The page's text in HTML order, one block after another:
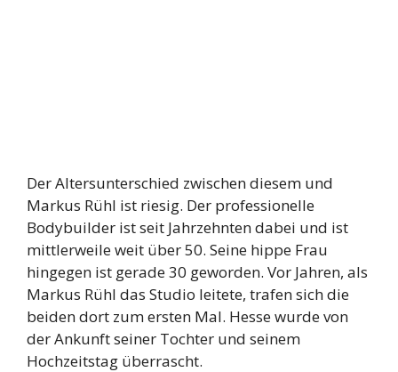
Der Altersunterschied zwischen diesem und
Markus Rühl ist riesig. Der professionelle
Bodybuilder ist seit Jahrzehnten dabei und ist
mittlerweile weit über 50. Seine hippe Frau
hingegen ist gerade 30 geworden. Vor Jahren, als
Markus Rühl das Studio leitete, trafen sich die
beiden dort zum ersten Mal. Hesse wurde von
der Ankunft seiner Tochter und seinem
Hochzeitstag überrascht.